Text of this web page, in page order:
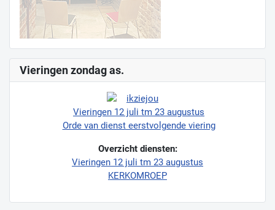
Vieringen zondag as.
Vieringen 12 juli tm 23 augustus
Orde van dienst eerstvolgende viering
Overzicht diensten:
Vieringen 12 juli tm 23 augustus
KERKOMROEP